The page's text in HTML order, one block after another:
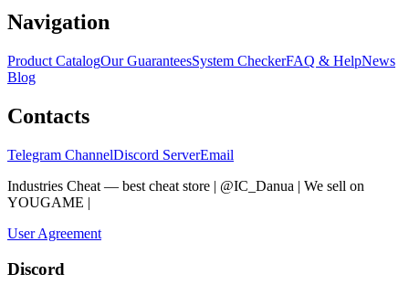
Navigation
Product CatalogOur GuaranteesSystem CheckerFAQ & HelpNews
Blog
Contacts
Telegram ChannelDiscord ServerEmail
Industries Cheat — best cheat store | @IC_Danua | We sell on
YOUGAME |
User Agreement
Discord